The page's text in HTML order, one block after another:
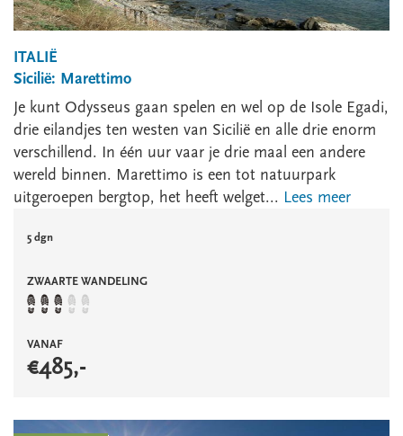
ITALIË
Sicilië: Marettimo
Je kunt Odysseus gaan spelen en wel op de Isole Egadi,
drie eilandjes ten westen van Sicilië en alle drie enorm
verschillend. In één uur vaar je drie maal een andere
wereld binnen. Marettimo is een tot natuurpark
uitgeroepen bergtop, het heeft welget... Lees meer
5 dgn
ZWAARTE WANDELING
VANAF
€485,-